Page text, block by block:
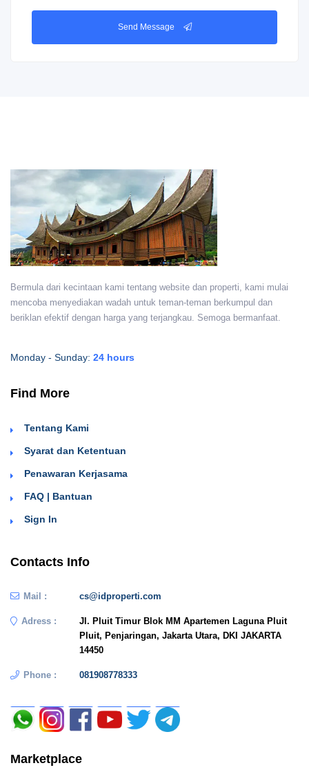
Send Message
Bermula dari kecintaan kami tentang website dan properti, kami mulai
mencoba menyediakan wadah untuk teman-teman berkumpul dan
beriklan efektif dengan harga yang terjangkau. Semoga bermanfaat.
Monday - Sunday: 24 hours
Find More
Tentang Kami
Syarat dan Ketentuan
Penawaran Kerjasama
FAQ | Bantuan
Sign In
Contacts Info
Mail : cs@idproperti.com
Adress :
Jl. Pluit Timur Blok MM Apartemen Laguna Pluit
Pluit, Penjaringan, Jakarta Utara, DKI JAKARTA
14450
Phone : 081908778333
Marketplace